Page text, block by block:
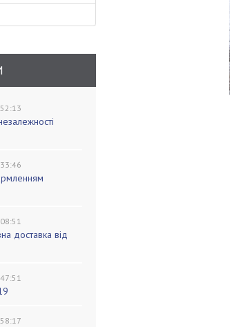
доставка від